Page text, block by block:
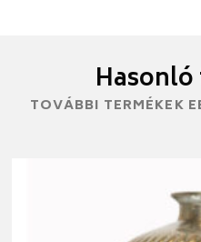
TOVÁBBI TERMÉKEK